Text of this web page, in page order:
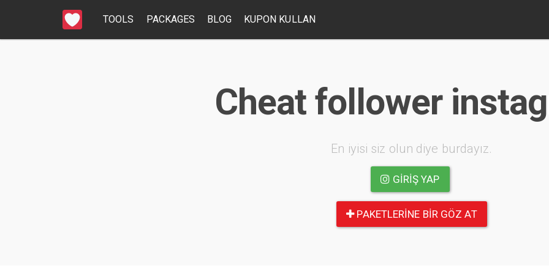
TOOLS PACKAGES BLOG KUPON KULLAN
Cheat follower
En iyisi siz olun diye burdayız.
GIRIŞ YAP
PAKETLERINE BIR GÖZ AT